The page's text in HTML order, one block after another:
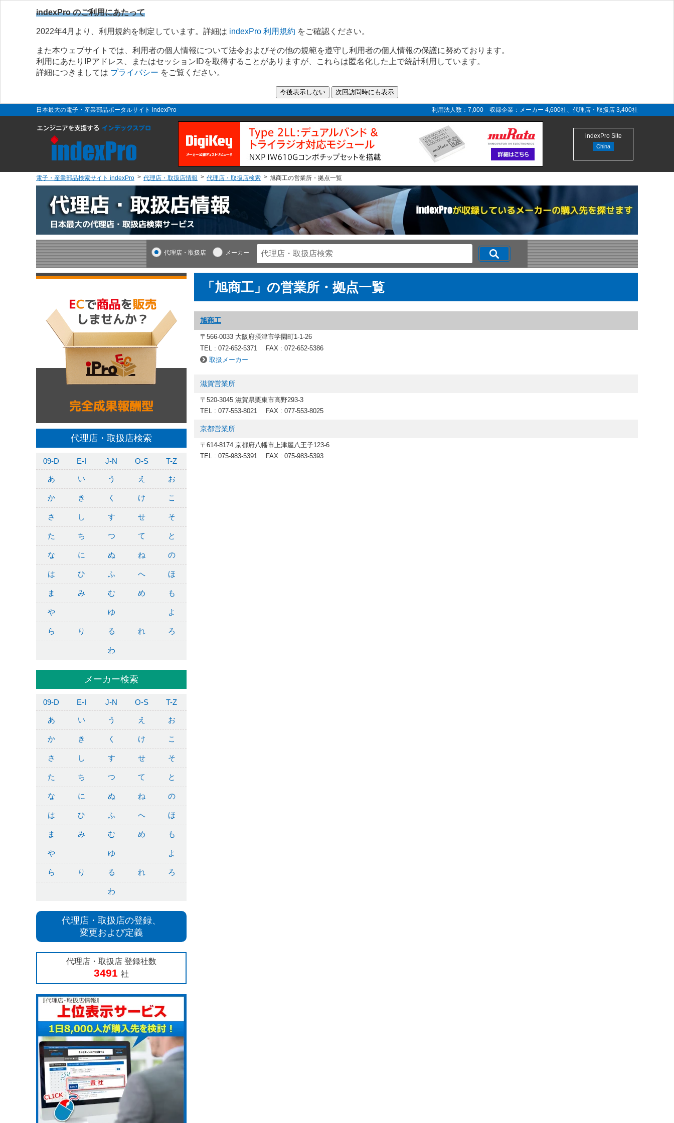
indexPro のご利用にあたって
2022年4月より、利用規約を制定しています。詳細は indexPro 利用規約 をご確認ください。
また本ウェブサイトでは、利用者の個人情報について法令およびその他の規範を遵守し利用者の個人情報の保護に努めております。
利用にあたりIPアドレス、またはセッションIDを取得することがありますが、これらは匿名化した上で統計利用しています。
詳細につきましては プライバシー をご覧ください。
日本最大の電子・産業部品ポータルサイト indexPro 利用法人数：7,000 収録企業：メーカー 4,600社、代理店・取扱店 3,400社
indexPro Site
China
電子・産業部品検索サイト indexPro 代理店・取扱店情報 代理店・取扱店検索 旭商工の営業所・拠点一覧
代理店・取扱店 メーカー
代理店・取扱店検索
09-D E-I J-N O-S T-Z
あ い う え お
か き く け こ
さ し す せ そ
た ち つ て と
な に ぬ ね の
は ひ ふ へ ほ
ま み む め も
や ゆ よ
ら り る れ ろ
わ
メーカー検索
09-D E-I J-N O-S T-Z
あ い う え お
か き く け こ
さ し す せ そ
た ち つ て と
な に ぬ ね の
は ひ ふ へ ほ
ま み む め も
や ゆ よ
ら り る れ ろ
わ
代理店・取扱店の登録、
変更および定義
代理店・取扱店 登録社数
3491 社
「旭商工」の営業所・拠点一覧
旭商工
〒566-0033 大阪府摂津市学園町1-1-26
TEL : 072-652-5371
FAX : 072-652-5386
取扱メーカー
滋賀営業所
〒520-3045 滋賀県栗東市高野293-3
TEL : 077-553-8021
FAX : 077-553-8025
京都営業所
〒614-8174 京都府八幡市上津屋八王子123-6
TEL : 075-983-5391
FAX : 075-983-5393